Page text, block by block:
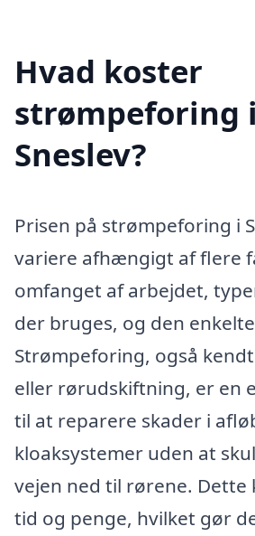
Hvad koster
strømpeforing i
Sneslev?
Prisen på strømpeforing i
variere afhængigt af flere
omfanget af arbejdet,
der bruges, og den
Strømpeforing, også
eller rørudskiftning, er en
til at reparere skader i
kloaksystemer uden at
vejen ned til rørene. Dette
tid og penge, hvilket gør